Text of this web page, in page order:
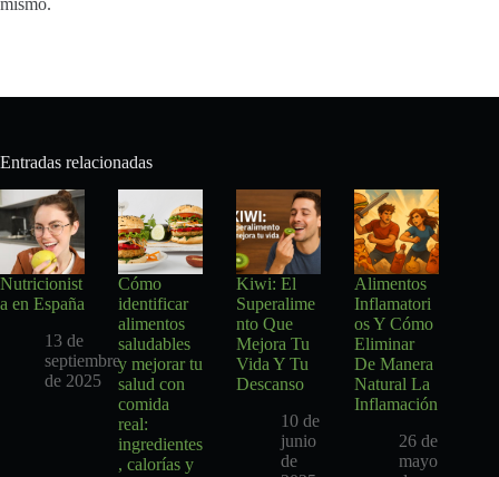
Entradas relacionadas
Nutricionist
a en España
13 de
septiembre
de 2025
Cómo
identificar
alimentos
saludables
y mejorar tu
salud con
comida
real:
ingredientes
, calorías y
Kiwi: El
Superalime
nto Que
Mejora Tu
Vida Y Tu
Descanso
10 de
junio
de
Alimentos
Inflamatori
os Y Cómo
Eliminar
De Manera
Natural La
Inflamación
26 de
mayo